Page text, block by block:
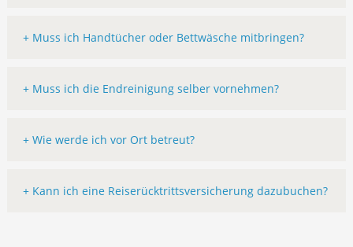
+ Muss ich Handtücher oder Bettwäsche mitbringen?
+ Muss ich die Endreinigung selber vornehmen?
+ Wie werde ich vor Ort betreut?
+ Kann ich eine Reiserücktrittsversicherung dazubuchen?